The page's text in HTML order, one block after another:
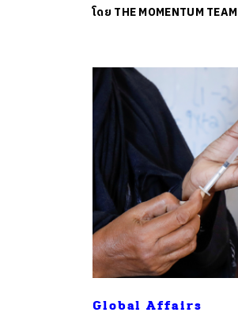
โดย THE MOMENTUM TEAM
Global Affairs